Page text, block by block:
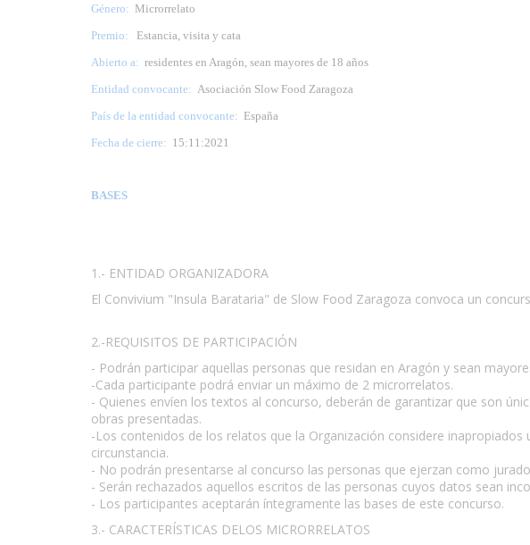
Género: Microrrelato
Premio:
Estancia, visita y cata
Abierto a: residentes en Aragón, sean mayores de 18 años
Entidad convocante: Asociación Slow Food Zaragoza
País de la entidad convocante: España
Fecha de cierre: 15:11:2021
BASES
1.- ENTIDAD ORGANIZADORA
El Convivium "Insula Barataria" de Slow Food Zaragoza convoca un
2.-REQUISITOS DE PARTICIPACIÓN
- Podrán participar aquellas personas que residan en Aragón y sean
-Cada participante podrá enviar un máximo de 2 microrrelatos.
- Quienes envíen los textos al concurso, deberán de garantizar que son
obras presentadas.
-Los contenidos de los relatos que la Organización considere
circunstancia.
- No podrán presentarse al concurso las personas que ejerzan como
- Serán rechazados aquellos escritos de las personas cuyos datos sean
- Los participantes aceptarán íntegramente las bases de este concurso.
3.- CARACTERÍSTICAS DELOS MICRORRELATOS